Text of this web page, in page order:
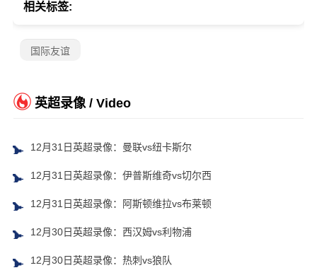
相关标签:
国际友谊
英超录像 / Video
12月31日英超录像：曼联vs纽卡斯尔
12月31日英超录像：伊普斯维奇vs切尔西
12月31日英超录像：阿斯顿维拉vs布莱顿
12月30日英超录像：西汉姆vs利物浦
12月30日英超录像：热刺vs狼队